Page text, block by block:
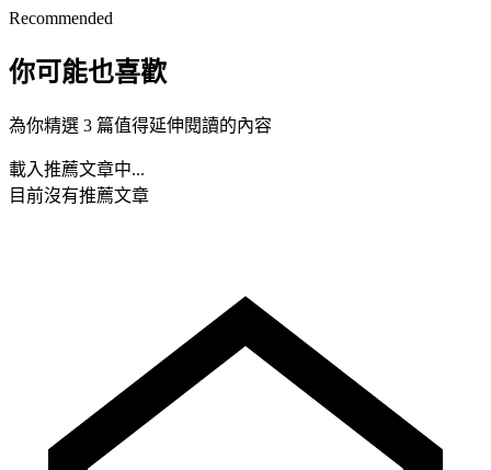
Recommended
你可能也喜歡
為你精選 3 篇值得延伸閱讀的內容
載入推薦文章中...
目前沒有推薦文章